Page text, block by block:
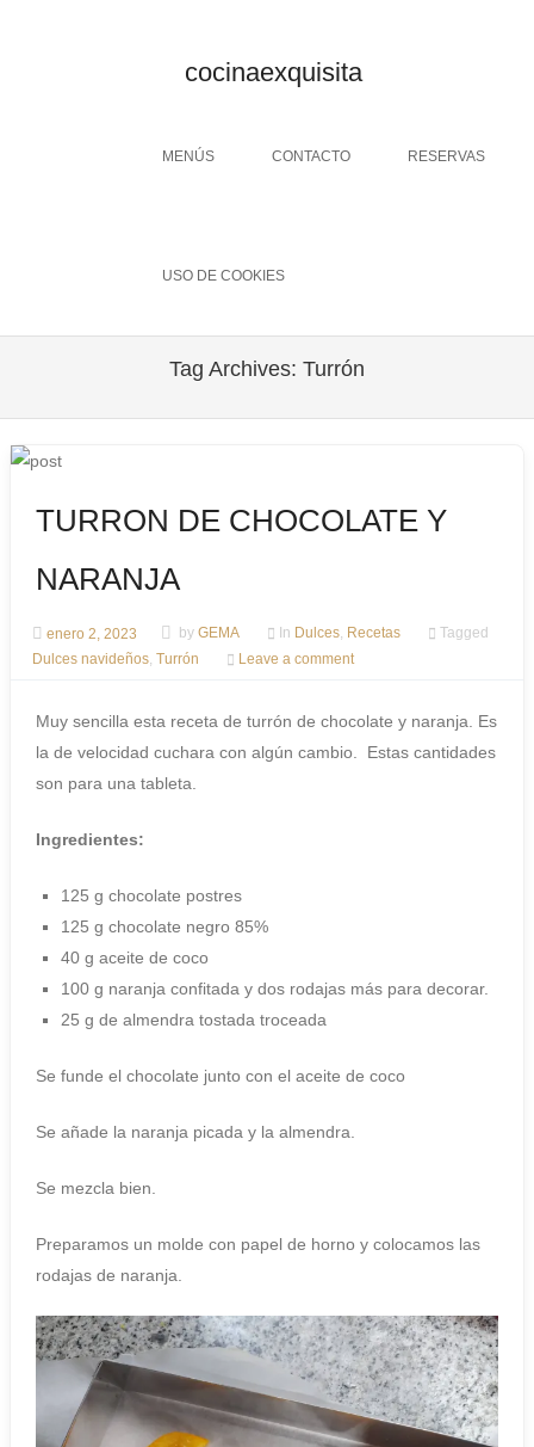
cocinaexquisita
Menu
SKIP TO CONTENT
MENÚS CONTACTO RESERVAS
USO DE COOKIES
Tag Archives: Turrón
TURRON DE CHOCOLATE Y
NARANJA
enero 2, 2023 by GEMA In Dulces, Recetas
Tagged
Dulces navideños, Turrón Leave a comment
Muy sencilla esta receta de turrón de chocolate y naranja. Es
la de velocidad cuchara con algún cambio. Estas cantidades
son para una tableta.
Ingredientes:
125 g chocolate postres
125 g chocolate negro 85%
40 g aceite de coco
100 g naranja confitada y dos rodajas más para decorar.
25 g de almendra tostada troceada
Se funde el chocolate junto con el aceite de coco
Se añade la naranja picada y la almendra.
Se mezcla bien.
Preparamos un molde con papel de horno y colocamos las
rodajas de naranja.